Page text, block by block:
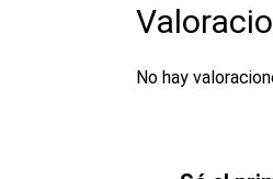
No hay